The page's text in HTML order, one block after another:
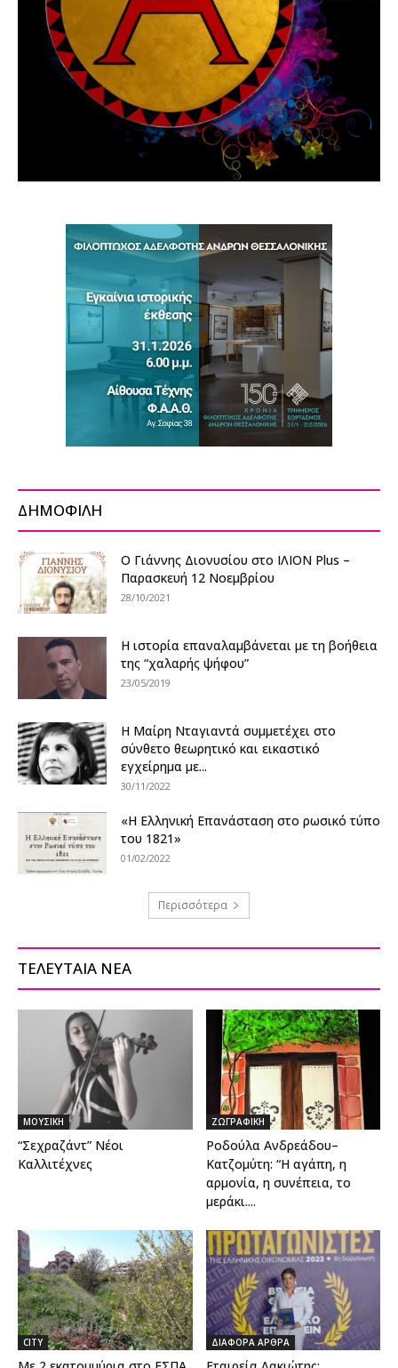
ΔΗΜΟΦΙΛΗ
O Γιάννης Διονυσίου στο ΙΛΙΟΝ Plus –
Παρασκευή 12 Νοεμβρίου
28/10/2021
Η ιστορία επαναλαμβάνεται με τη βοήθεια
της “χαλαρής ψήφου”
23/05/2019
Η Μαίρη Νταγιαντά συμμετέχει στο
σύνθετο θεωρητικό και εικαστικό
εγχείρημα με...
30/11/2022
«Η Ελληνική Επανάσταση στο ρωσικό τύπο
του 1821»
01/02/2022
Περισσότερα
ΤΕΛΕΥΤΑΙΑ ΝΕΑ
ΜΟΥΣΙΚΗ
“Σεχραζάντ” Νέοι
Καλλιτέχνες
ΖΩΓΡΑΦΙΚΗ
Ροδούλα Ανδρεάδου–
Κατζομύτη: “Η αγάπη, η
αρμονία, η συνέπεια, το
μεράκι....
CITY ΔΙΑΦΟΡΑ ΑΡΘΡΑ